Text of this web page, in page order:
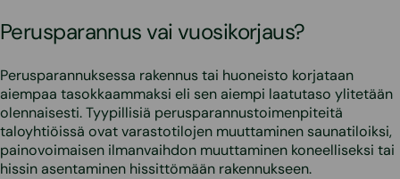
Perusparannus vai vuosikorjaus?
Perusparannuksessa rakennus tai huoneisto korjataan
aiempaa tasokkaammaksi eli sen aiempi laatutaso ylitetään
olennaisesti. Tyypillisiä perusparannustoimenpiteitä
taloyhtiöissä ovat varastotilojen muuttaminen saunatiloiksi,
painovoimaisen ilmanvaihdon muuttaminen koneelliseksi tai
hissin asentaminen hissittömään rakennukseen.